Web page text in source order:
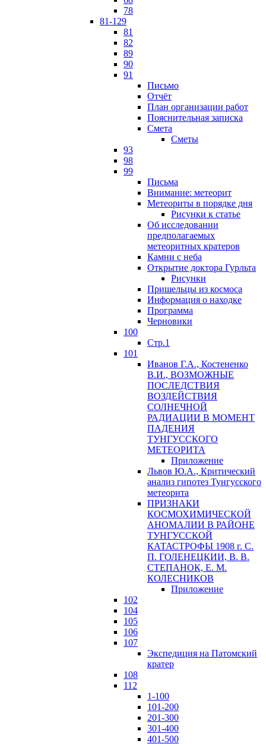
78
81-129
81
82
89
90
91
Письмо
Отчёт
План организации работ
Пояснительная записка
Смета
Сметы
93
98
99
Письма
Внимание: метеорит
Метеориты в порядке дня
Рисунки к статье
Об исследовании
предполагаемых
метеоритных кратеров
Камни с неба
Открытие доктора Гурльта
Рисунки
Пришельцы из космоса
Информация о находке
Программа
Черновики
100
Стр.1
101
Иванов Г.А., Костененко
В.И., ВОЗМОЖНЫЕ
ПОСЛЕДСТВИЯ
ВОЗДЕЙСТВИЯ
СОЛНЕЧНОЙ
РАДИАЦИИ В МОМЕНТ
ПАДЕНИЯ
ТУНГУССКОГО
MЕТЕОРИТА
Приложение
Львов Ю.A., Критический
анализ гипотез Тунгусского
метеорита
ПРИЗНАКИ
КОСМОХИМИЧЕСКОЙ
АНОМАЛИИ В РАЙОНЕ
ТУНГУССКОЙ
КАТАСТРОФЫ 1908 г. С.
П. ГОЛЕНЕЦКИИ, В. В.
СТЕПАНОК, Е. М.
КОЛЕСНИКОВ
Приложение
102
104
105
106
107
Экспедиция на Патомский
кратер
108
112
1-100
101-200
201-300
301-400
401-500